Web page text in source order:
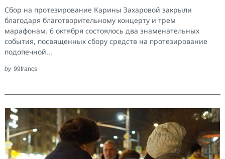
Сбор на протезирование Карины Захаровой закрыли
благодаря благотворительному концерту и трем
марафонам. 6 октября состоялось два знаменательных
события, посвященных сбору средств на протезирование
подопечной...
by 99francs
Search
for: